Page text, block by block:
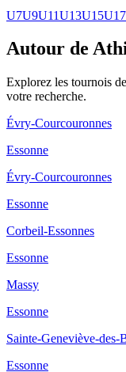
U7U9U11U13U15U17
Autour de
Explorez les tournois
votre recherche.
Évry-Courcouronnes
Essonne
Évry-Courcouronnes
Essonne
Corbeil-Essonnes
Essonne
Massy
Essonne
Sainte-Geneviève-des-
Essonne